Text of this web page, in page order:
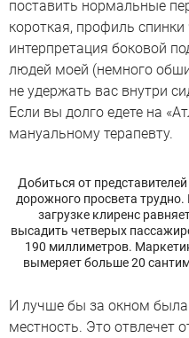
поставить нормальные
короткая, профиль
интерпретация боковой
людей моей (немного
не удержать вас внутри
Если вы долго едете на
мануальному терапевту.
Добиться от
дорожного просвета
загрузке клиренс
высадить четверых
190 миллиметров.
вымеряет больше 20
И лучше бы за окном
местность. Это отвлечет